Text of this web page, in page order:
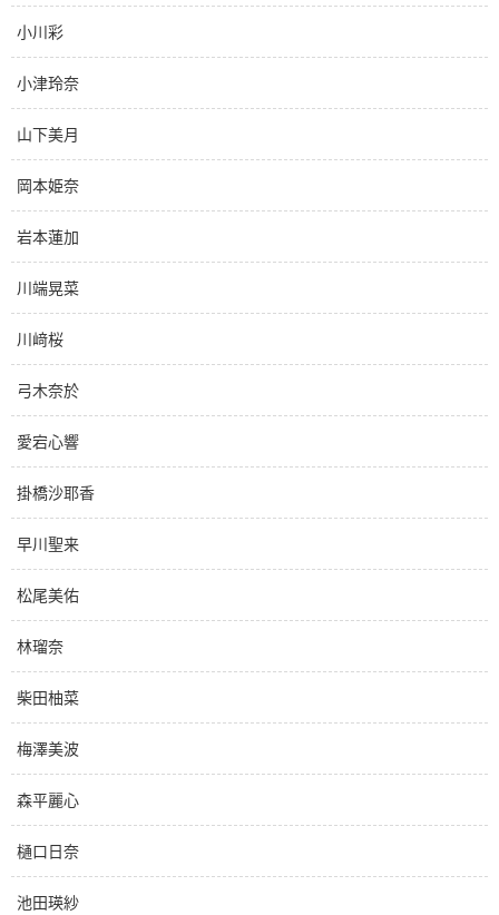
小川彩
小津玲奈
山下美月
岡本姫奈
岩本蓮加
川端晃菜
川﨑桜
弓木奈於
愛宕心響
掛橋沙耶香
早川聖来
松尾美佑
林瑠奈
柴田柚菜
梅澤美波
森平麗心
樋口日奈
池田瑛紗